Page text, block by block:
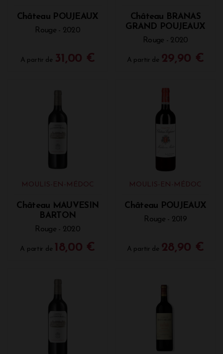
Château POUJEAUX
Rouge - 2020
A partir de 31,00 €
Château BRANAS
GRAND POUJEAUX
Rouge - 2020
A partir de 29,90 €
MOULIS-EN-MÉDOC
Château MAUVESIN
BARTON
Rouge - 2020
A partir de 18,00 €
MOULIS-EN-MÉDOC
Château POUJEAUX
Rouge - 2019
A partir de 28,90 €